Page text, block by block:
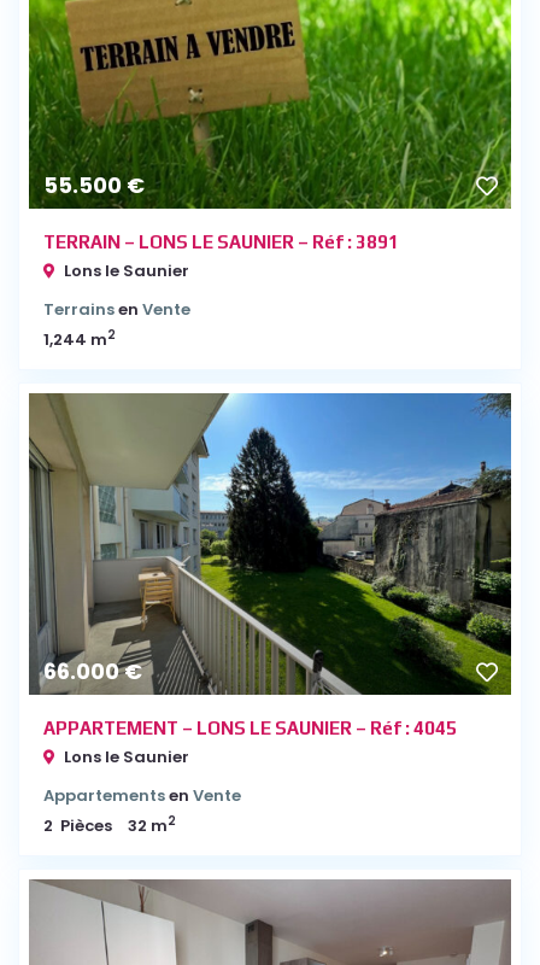
55.500 €
TERRAIN – LONS LE SAUNIER – Réf : 3891
Lons le Saunier
Terrainsen Vente
1,244 m2
66.000 €
APPARTEMENT – LONS LE SAUNIER – Réf : 4045
Lons le Saunier
Appartementsen Vente
2 Pièces 32 m2